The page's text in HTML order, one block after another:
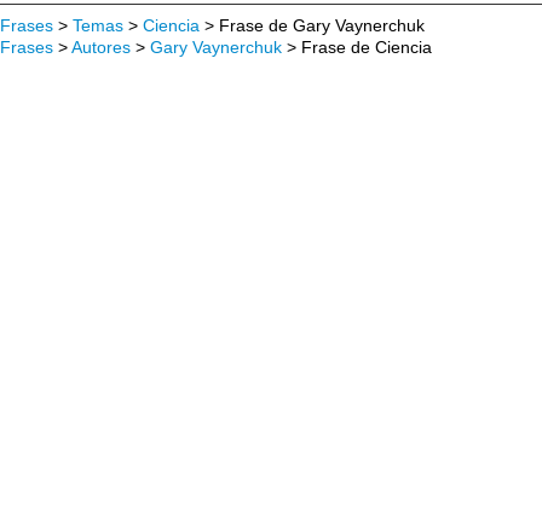
Frases > Temas > Ciencia > Frase de Gary Vaynerchuk
Frases >Autores > Gary Vaynerchuk > Frase de Ciencia